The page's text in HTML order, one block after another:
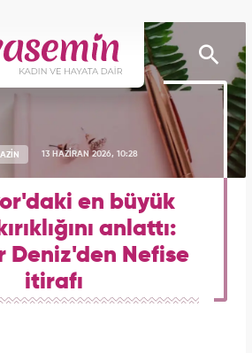
13 HAZİRAN 2026, 10:28
en büyük
anlattı:
Deniz'den Nefise
itirafı